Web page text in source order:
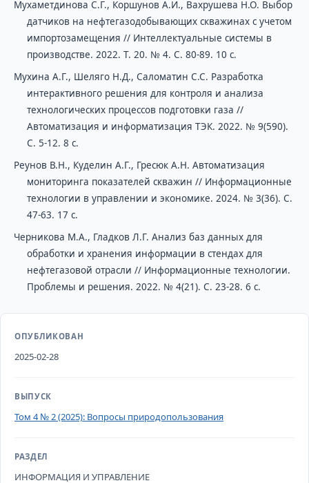
Мухаметдинова С.Г., Коршунов А.И., Вахрушева Н.О. Выбор
датчиков на нефтегазодобывающих скважинах с учетом
импортозамещения // Интеллектуальные системы в
производстве. 2022. Т. 20. № 4. С. 80-89. 10 с.
Мухина А.Г., Шеляго Н.Д., Саломатин С.С. Разработка
интерактивного решения для контроля и анализа
технологических процессов подготовки газа //
Автоматизация и информатизация ТЭК. 2022. № 9(590).
С. 5-12. 8 с.
Реунов В.Н., Куделин А.Г., Гресюк А.Н. Автоматизация
мониторинга показателей скважин // Информационные
технологии в управлении и экономике. 2024. № 3(36). С.
47-63. 17 с.
Черникова М.А., Гладков Л.Г. Анализ баз данных для
обработки и хранения информации в стендах для
нефтегазовой отрасли // Информационные технологии.
Проблемы и решения. 2022. № 4(21). С. 23-28. 6 с.
ОПУБЛИКОВАН
2025-02-28
ВЫПУСК
Том 4 № 2 (2025): Вопросы природопользования
РАЗДЕЛ
ИНФОРМАЦИЯ И УПРАВЛЕНИЕ